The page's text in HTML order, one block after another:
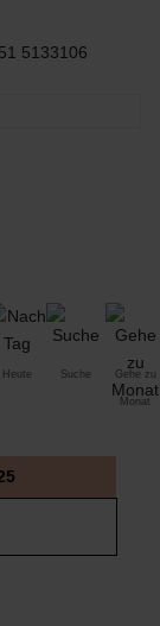
5133106
Heute Suche Gehe zu
Monat